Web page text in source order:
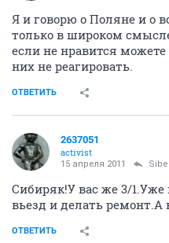
Я и говорю о Поляне и о
только в широком
если не нравится
них не реагировать.
ОТВЕТИТЬ
2637051
activist
15 апреля 2011
Сибиряк!У вас же 3/
вьезд и делать ремонт.А
ОТВЕТИТЬ